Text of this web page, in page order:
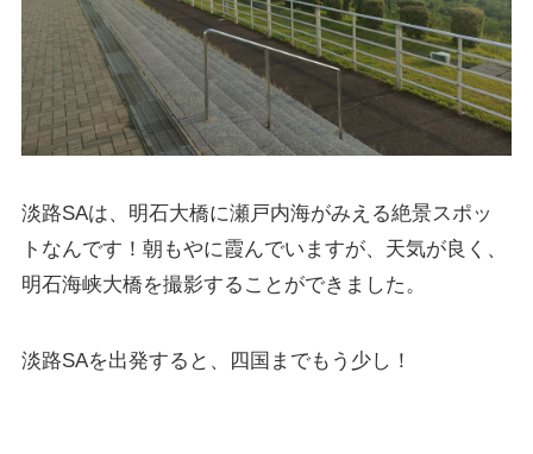
淡路SAは、明石大橋に瀬戸内海がみえる絶景スポッ
トなんです！朝もやに霞んでいますが、天気が良く、
明石海峡大橋を撮影することができました。
淡路SAを出発すると、四国までもう少し！